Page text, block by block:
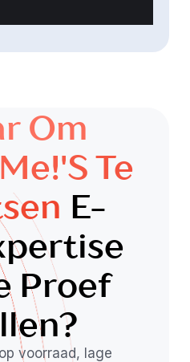
Om
Te
E-
Proef
voorraad, lage